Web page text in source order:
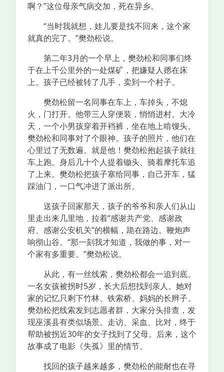
啊？”这位母亲气病交加，死在异乡。
“当时我就想，娃儿要是找不回来，这个家
就真的完了。”樊劲松说。
第二年3月的一个早上，樊劲松和同事们终
于在上千公里外的一处煤矿，把嫌疑人摁在床
上。孩子已经被转了几手，卖到一个村子。
樊劲松留一名同事在车上，车掉头，不熄
火，门打开。他带三人穿便装，悄悄进村。大冷
天，一个小男孩穿着开裆裤，坐在地上啃馒头。
樊劲松和同事对了个眼神。孩子的照片，他们在
心里过了无数遍。就是他！樊劲松抱起孩子就往
车上跑。身后几十个人提着锄头、骑着摩托车追
了上来。樊劲松把孩子塞给同事，自己开车，猛
踩油门，一口气冲进了派出所。
送孩子回家那天，孩子的爷爷和亲人们从山
里走出来几里地，拉着“感谢共产党、感谢政
府、感谢公安机关”的横幅，跪在路边。鞭炮声
响彻山谷。“那一刻我才知道，我做的事，对一
个家有多重要。”樊劲松说。
从此，有一丝线索，樊劲松都会一追到底。
一名女孩被拐时5岁，长大后想找到亲人。她对
家的记忆只剩下竹林、铁索桥、妈妈的长辫子。
樊劲松把线索发到志愿者群，大家分头排查，发
现巫溪县有类似场景。走访、采血、比对，终于
帮助被拐近30年的女子找到了父母。后来，这个
故事成了电影《失孤》里的情节。
找回的孩子越来越多，樊劲松的能耐也在寻